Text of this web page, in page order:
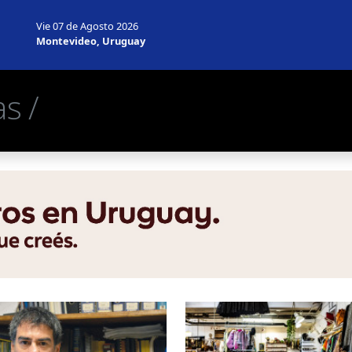
Vie 07 de Agosto 2026
Montevideo, Uruguay
/